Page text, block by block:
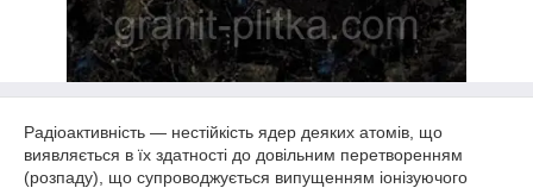
Радіоактивність — нестійкість ядер деяких атомів, що
виявляється в їх здатності до довільним перетворенням
(розпаду), що супроводжується випущенням іонізуючого